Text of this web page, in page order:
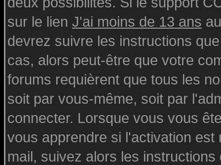
sur le lien J'ai moins de 13 ans
devrez suivre les instructions
cas, alors peut-être que votre
forums requièrent que tous les
soit par vous-même, soit par
connecter. Lorsque vous vous
vous apprendre si l'activation
mail, suivez alors les